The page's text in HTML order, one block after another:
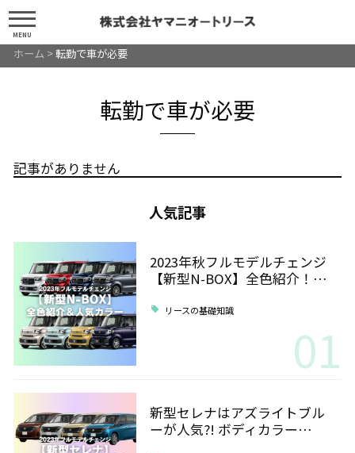
MENU
ホーム >転勤で車が必要
転勤で車が必要
記事がありません
人気記事
2023年秋フルモデルチェンジ
【新型N-BOX】全色紹介！…
リースの基礎知識
01
新型セレナはアズライトブル
ーが人気?! ボディカラー…